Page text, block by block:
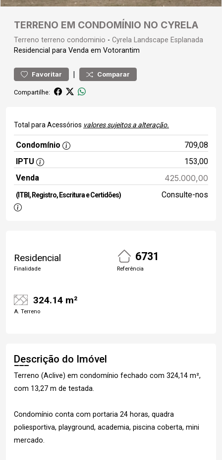
TERRENO EM CONDOMÍNIO NO CYRELA
Terreno terreno condominio - Cyrela Landscape Esplanada
Residencial para Venda em Votorantim
Favoritar | Comparar
Compartilhe:
Total para Acessórios valores sujeitos a alteração.
Condomínio
709,08
IPTU
153,00
Venda
425.000,00
(ITBI, Registro, Escritura e Certidões) Consulte-nos
Residencial
Finalidade
6731
Referência
324.14 m²
A. Terreno
Descrição do Imóvel
Terreno (Aclive) em condomínio fechado com 324,14 m²,
com 13,27 m de testada.
Condomínio conta com portaria 24 horas, quadra
poliesportiva, playground, academia, piscina coberta, mini
mercado.